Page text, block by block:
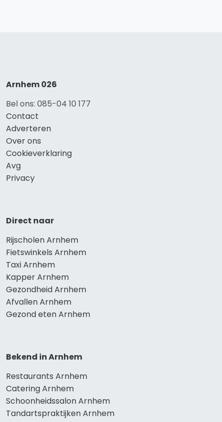
Arnhem 026
Bel ons: 085-04 10 177
Contact
Adverteren
Over ons
Cookieverklaring
Avg
Privacy
Direct naar
Rijscholen Arnhem
Fietswinkels Arnhem
Taxi Arnhem
Kapper Arnhem
Gezondheid Arnhem
Afvallen Arnhem
Gezond eten Arnhem
Bekend in Arnhem
Restaurants Arnhem
Catering Arnhem
Schoonheidssalon Arnhem
Tandartspraktijken Arnhem